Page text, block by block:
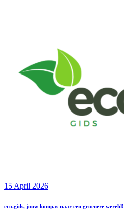
15 April 2026
eco.gids, jouw kompas naar een groenere wereld!